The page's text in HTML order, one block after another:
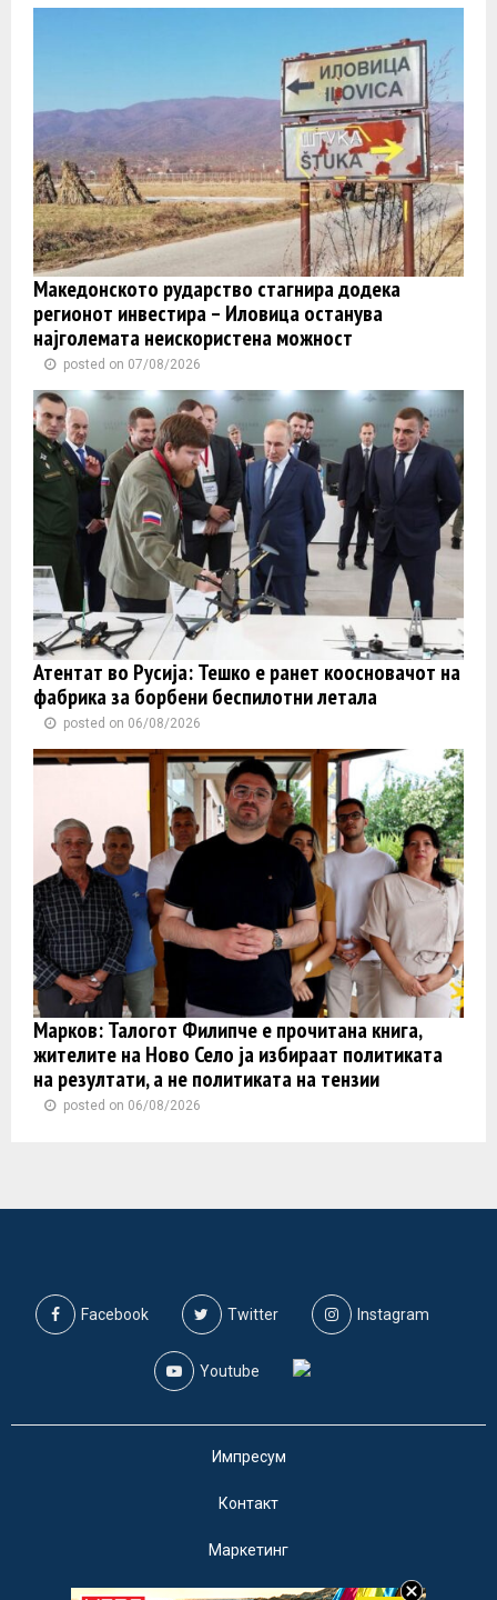
Македонското рударство стагнира додека
регионот инвестира – Иловица останува
најголемата неискористена можност
posted on 07/08/2026
Атентат во Русија: Тешко е ранет коосновачот на
фабрика за борбени беспилотни летала
posted on 06/08/2026
Марков: Талогот Филипче е прочитана книга,
жителите на Ново Село ја избираат политиката
на резултати, а не политиката на тензии
posted on 06/08/2026
Facebook Twitter Instagram
Youtube
Импресум
Контакт
Маркетинг